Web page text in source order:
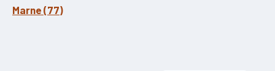
Marne (77)